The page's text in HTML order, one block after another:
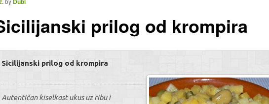
prilog od krompira
Sicilijanski prilog od krompira
Autentičan kiselkast ukus uz ribu i